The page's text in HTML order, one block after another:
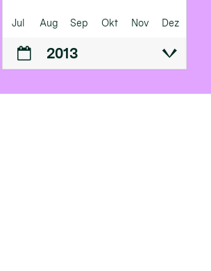
Jul Aug Sep Okt Nov Dez
2013